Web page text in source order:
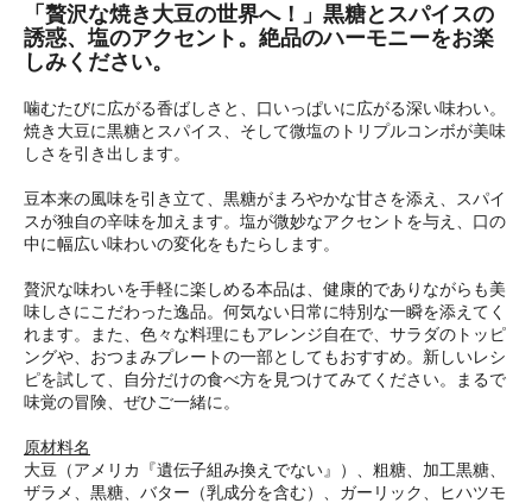
「贅沢な焼き大豆の世界へ！」黒糖とスパイスの
誘惑、塩のアクセント。絶品のハーモニーをお楽
しみください。
噛むたびに広がる香ばしさと、口いっぱいに広がる深い味わい。
焼き大豆に黒糖とスパイス、そして微塩のトリプルコンボが美味
しさを引き出します。
豆本来の風味を引き立て、黒糖がまろやかな甘さを添え、スパイ
スが独自の辛味を加えます。塩が微妙なアクセントを与え、口の
中に幅広い味わいの変化をもたらします。
贅沢な味わいを手軽に楽しめる本品は、健康的でありながらも美
味しさにこだわった逸品。何気ない日常に特別な一瞬を添えてく
れます。また、色々な料理にもアレンジ自在で、サラダのトッピ
ングや、おつまみプレートの一部としてもおすすめ。新しいレシ
ピを試して、自分だけの食べ方を見つけてみてください。まるで
味覚の冒険、ぜひご一緒に。
原材料名
大豆（アメリカ『遺伝子組み換えでない』）、粗糖、加工黒糖、
ザラメ、黒糖、バター（乳成分を含む）、ガーリック、ヒハツモ